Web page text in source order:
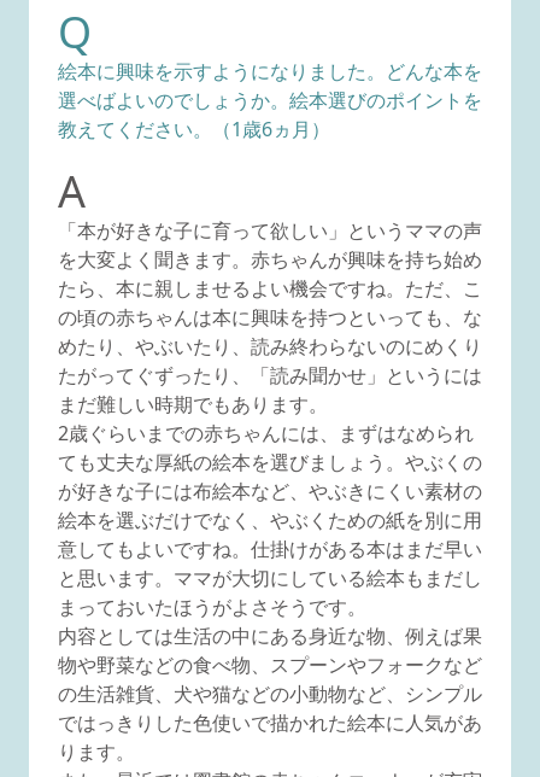
Q
絵本に興味を示すようになりました。どんな本を
選べばよいのでしょうか。絵本選びのポイントを
教えてください。（1歳6ヵ月）
A
「本が好きな子に育って欲しい」というママの声
を大変よく聞きます。赤ちゃんが興味を持ち始め
たら、本に親しませるよい機会ですね。ただ、こ
の頃の赤ちゃんは本に興味を持つといっても、な
めたり、やぶいたり、読み終わらないのにめくり
たがってぐずったり、「読み聞かせ」というには
まだ難しい時期でもあります。
2歳ぐらいまでの赤ちゃんには、まずはなめられ
ても丈夫な厚紙の絵本を選びましょう。やぶくの
が好きな子には布絵本など、やぶきにくい素材の
絵本を選ぶだけでなく、やぶくための紙を別に用
意してもよいですね。仕掛けがある本はまだ早い
と思います。ママが大切にしている絵本もまだし
まっておいたほうがよさそうです。
内容としては生活の中にある身近な物、例えば果
物や野菜などの食べ物、スプーンやフォークなど
の生活雑貨、犬や猫などの小動物など、シンプル
ではっきりした色使いで描かれた絵本に人気があ
ります。